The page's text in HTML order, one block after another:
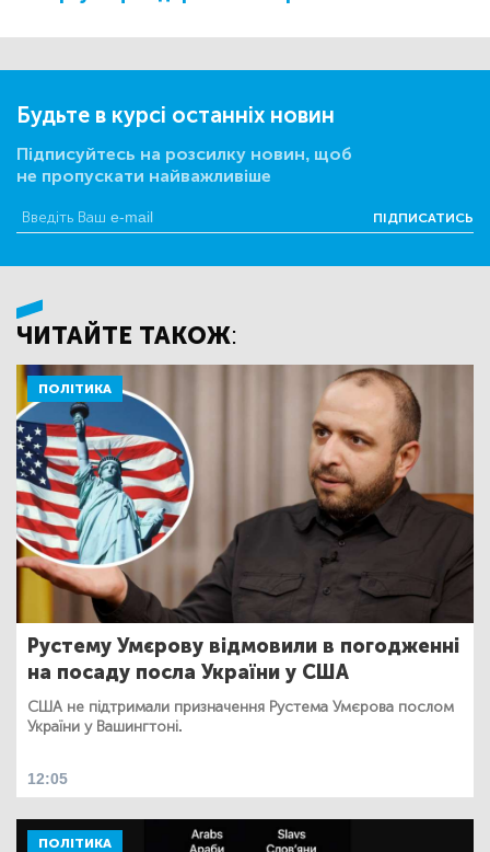
Будьте в курсі останніх новин
Підписуйтесь на розсилку новин, щоб
не пропускати найважливіше
ПІДПИСАТИСЬ
ЧИТАЙТЕ ТАКОЖ:
ПОЛІТИКА
Рустему Умєрову відмовили в погодженні
на посаду посла України у США
США не підтримали призначення Рустема Умєрова послом
України у Вашингтоні.
12:05
ПОЛІТИКА